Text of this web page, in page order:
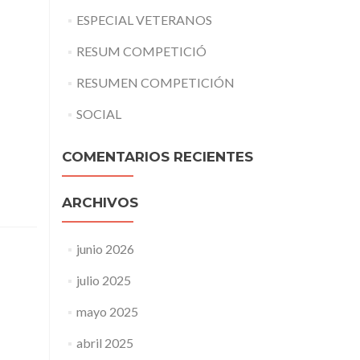
ESPECIAL VETERANOS
RESUM COMPETICIÓ
RESUMEN COMPETICIÓN
SOCIAL
COMENTARIOS RECIENTES
ARCHIVOS
junio 2026
julio 2025
mayo 2025
abril 2025